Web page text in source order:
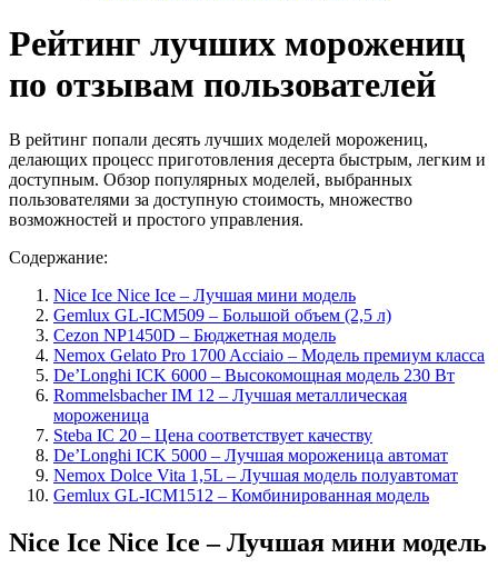
Рейтинг лучших морожениц
по отзывам пользователей
В рейтинг попали десять лучших моделей морожениц,
делающих процесс приготовления десерта быстрым, легким и
доступным. Обзор популярных моделей, выбранных
пользователями за доступную стоимость, множество
возможностей и простого управления.
Содержание:
Nice Ice Nice Ice – Лучшая мини модель
Gemlux GL-ICM509 – Большой объем (2,5 л)
Cezon NP1450D – Бюджетная модель
Nemox Gelato Pro 1700 Acciaio – Модель премиум класса
De’Longhi ICK ‎‎6000 – Высокомощная модель 230 Вт
Rommelsbacher IM 12 – Лучшая металлическая
мороженица
Steba IC 20 – Цена соответствует качеству
De’Longhi ICK 5000 – Лучшая мороженица автомат
Nemox Dolce Vita 1,5L – Лучшая модель полуавтомат
Gemlux GL-ICM1512 – Комбинированная модель
Nice Ice Nice Ice – Лучшая мини модель